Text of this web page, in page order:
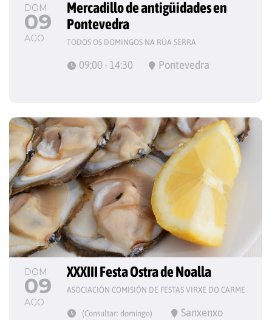
DOM
09
AGO
Mercadillo de antigüidades en
Pontevedra
TODOS OS DOMINGOS NA RÚA SERRA
09:00 - 14:30 Pontevedra
DOM
09
AGO
XXXIII Festa Ostra de Noalla
ASOCIACIÓN COMISIÓN DE FESTAS VIRXE DO CARME
(Consultar: domingo) Sanxenxo